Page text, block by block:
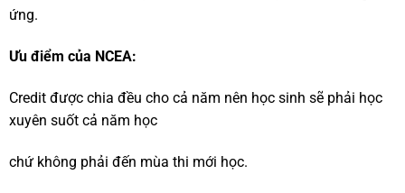
ứng.
Ưu điểm của NCEA:
Credit được chia đều cho cả năm nên học sinh sẽ phải học
xuyên suốt cả năm học
chứ không phải đến mùa thi mới học.